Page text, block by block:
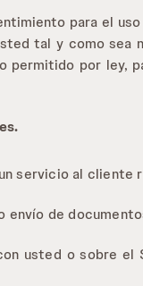
para el
tal y como
permitido por
servicio al cliente
envío de
usted o sobre